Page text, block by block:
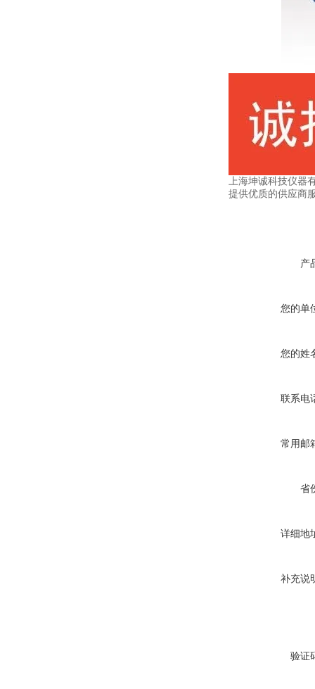
上海坤诚科技仪器
提供优质的供应商
产
您的单
您的姓
联系电
常用邮
省
详细地
补充说
验证